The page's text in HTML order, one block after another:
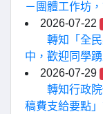
－團體工作坊
2026-07-22
轉知「全
中，歡迎同學
2026-07-29
轉知行政
稿費支給要點